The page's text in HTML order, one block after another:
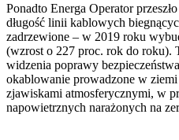
Ponadto Energa Operator
długość linii kablowych
zadrzewione – w 2019 roku
(wzrost o 227 proc. rok do roku).
widzenia poprawy
okablowanie prowadzone w
zjawiskami atmosferycznymi, w
napowietrznych narażonych na